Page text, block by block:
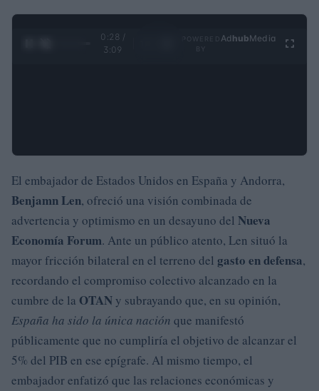
0:28 /
3:09
Ad hubMedia
El embajador de Estados Unidos en España y Andorra,
Benjamn Len, ofreció una visión combinada de
advertencia y optimismo en un desayuno del Nueva
Economía Forum. Ante un público atento, Len situó la
mayor fricción bilateral en el terreno del gasto en defensa,
recordando el compromiso colectivo alcanzado en la
cumbre de la OTAN y subrayando que, en su opinión,
España ha sido la única nación que manifestó
públicamente que no cumpliría el objetivo de alcanzar el
5% del PIB en ese epígrafe. Al mismo tiempo, el
embajador enfatizó que las relaciones económicas y